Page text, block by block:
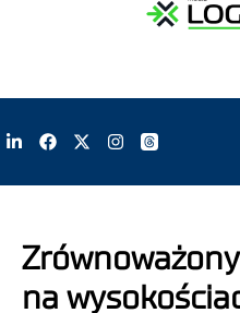
na